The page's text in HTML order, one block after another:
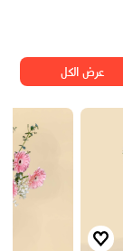
عرض الكل